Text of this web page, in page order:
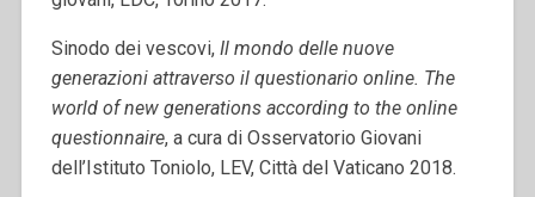
Sinodo dei vescovi, Il mondo delle nuove
generazioni attraverso il questionario online. The
world of new generations according to the online
questionnaire, a cura di Osservatorio Giovani
dell’Istituto Toniolo, LEV, Città del Vaticano 2018.